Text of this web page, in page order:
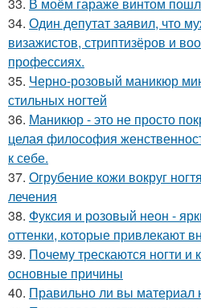
33. В моём гараже винтом
34. Один депутат заявил, что
визажистов, стриптизёров и
профессиях.
35. Черно-розовый маникюр
стильных ногтей
36. Маникюр - это не просто
целая философия
к себе.
37. Огрубение кожи вокруг
лечения
38. Фуксия и розовый неон -
оттенки, которые привлекают
39. Почему трескаются ногти и
основные причины
40. Правильно ли вы материал